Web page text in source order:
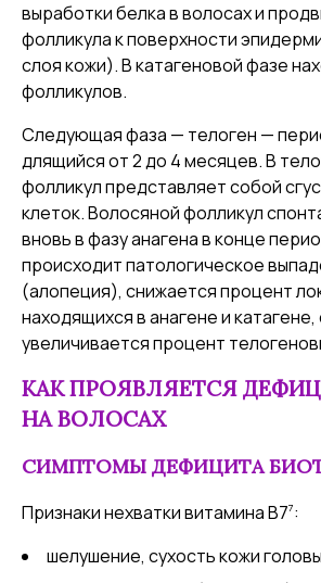
выработки белка в волосах и
фолликула к поверхности
слоя кожи). В катагеновой фазе
фолликулов.
Следующая фаза — телоген —
длящийся от 2 до 4 месяцев. В
фолликул представляет собой
клеток. Волосяной фолликул
вновь в фазу анагена в конце
происходит патологическое
(алопеция), снижается процент
находящихся в анагене и
увеличивается процент
КАК ПРОЯВЛЯЕТСЯ
НА ВОЛОСАХ
СИМПТОМЫ ДЕФИЦИТА
Признаки нехватки витамина В77:
шелушение, сухость кожи